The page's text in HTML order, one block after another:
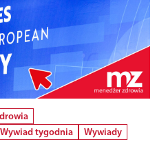
Wywiad tygodnia
Wywiady